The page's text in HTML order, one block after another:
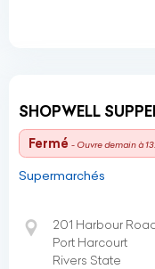
SHOPWELL
Fermé - Ouvre demain à
Supermarchés
201 Harbour
Port Harcourt
Rivers State